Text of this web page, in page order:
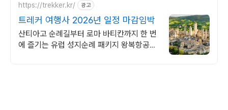
https://trekker.kr/ 광고
트레커 여행사 2026년 일정 마감임박
산티아고 순례길부터 로마 바티칸까지 한 번
에 즐기는 유럽 성지순례 패키지 왕복항공권,